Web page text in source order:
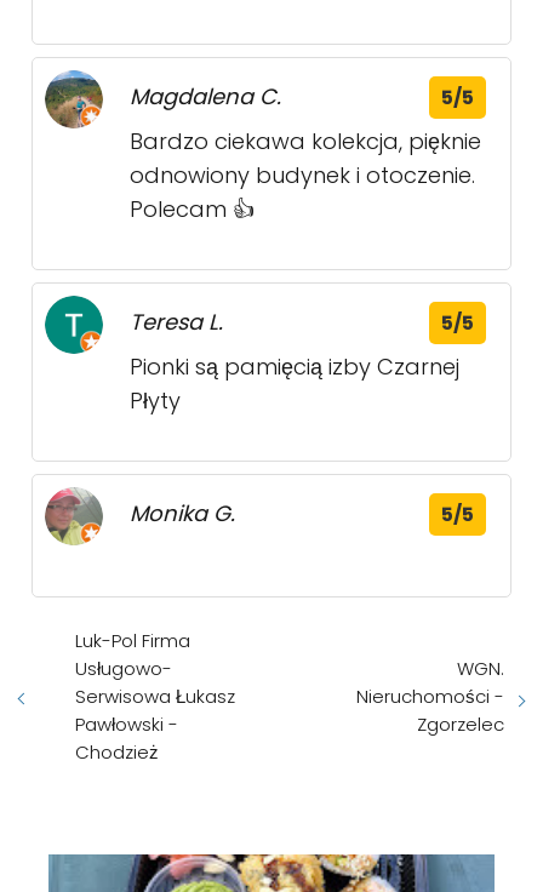
Magdalena C. 5/5
Bardzo ciekawa kolekcja, pięknie
odnowiony budynek i otoczenie.
Polecam 👍
Teresa L. 5/5
Pionki są pamięcią izby Czarnej
Płyty
Monika G. 5/5
Luk-Pol Firma
Usługowo-
Serwisowa Łukasz
Pawłowski -
Chodzież
WGN.
Nieruchomości -
Zgorzelec